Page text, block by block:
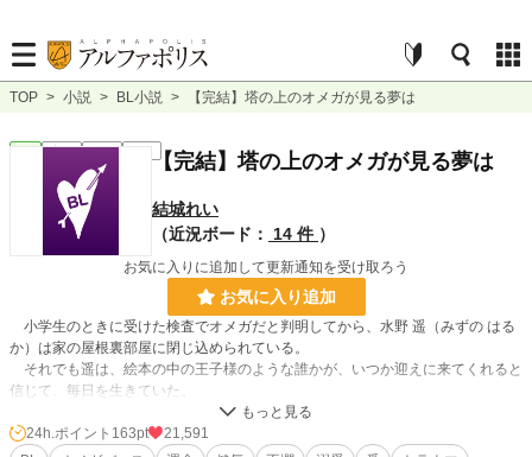
TOP > 小説 > BL小説 > 【完結】塔の上のオメガが見る夢は
完結 長編 【完結】塔の上のオメガが見る夢は
結城れい
（近況ボード：
14 件 ）
お気に入りに追加して更新通知を受け取ろう
お気に入り追加
小学生のときに受けた検査でオメガだと判明してから、水野 遥（みずの はる
か）は家の屋根裏部屋に閉じ込められている。
それでも遥は、絵本の中の王子様のような誰かが、いつか迎えに来てくれると
信じて、毎日を生きていた。
そんなある日、父から突然「お前に引き取りの話があった。来週、相手の家へ
行ってもらう」と告げられる。
24h.ポイント 163pt
21,591